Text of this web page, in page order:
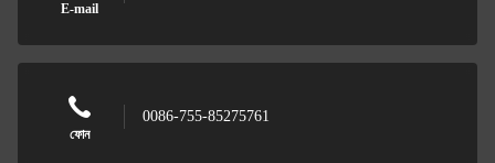
E-mail
ফোন
0086-755-85275761